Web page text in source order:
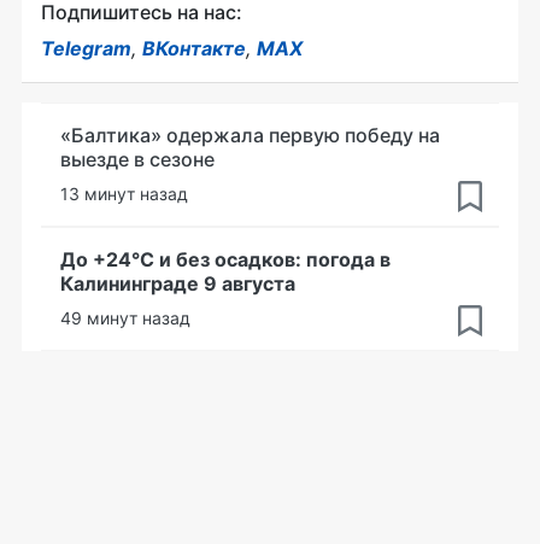
Подпишитесь на нас:
Telegram, ВКонтакте, MAX
«Балтика» одержала первую победу на
выезде в сезоне
13 минут назад
До +24°С и без осадков: погода в
Калининграде 9 августа
49 минут назад